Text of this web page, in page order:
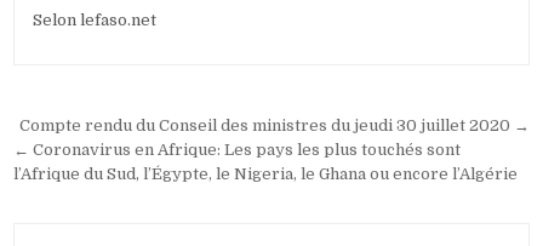
Selon lefaso.net
Navigation
de
l’article
Compte rendu du Conseil des ministres du jeudi 30 juillet 2020 →
← Coronavirus en Afrique: Les pays les plus touchés sont
l’Afrique du Sud, l’Égypte, le Nigeria, le Ghana ou encore l’Algérie